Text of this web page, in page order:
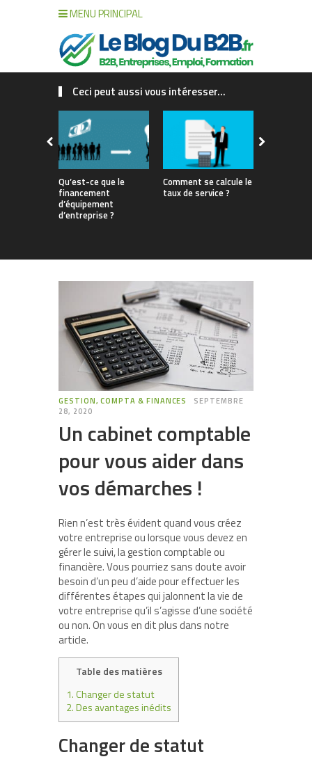
MENU PRINCIPAL
Ceci peut aussi vous intéresser...
Qu’est-ce que le
financement
d’équipement
d’entreprise ?
Comment se calcule le
taux de service ?
GESTION, COMPTA & FINANCES
SEPTEMBRE
28, 2020
Un cabinet comptable
pour vous aider dans
vos démarches !
Rien n’est très évident quand vous créez
votre entreprise ou lorsque vous devez en
gérer le suivi, la gestion comptable ou
financière. Vous pourriez sans doute avoir
besoin d’un peu d’aide pour effectuer les
différentes étapes qui jalonnent la vie de
votre entreprise qu’il s’agisse d’une société
ou non. On vous en dit plus dans notre
article.
Table des matières
1.Changer de statut
2.Des avantages inédits
Changer de statut